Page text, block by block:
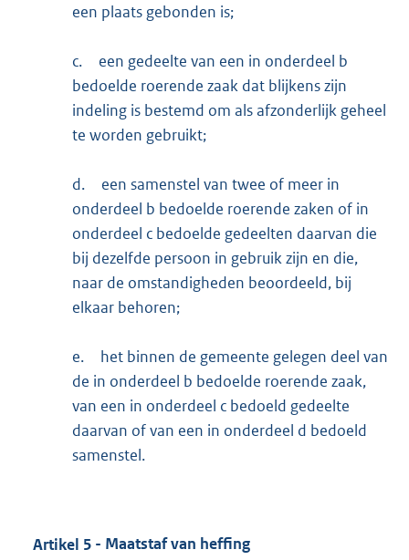
een plaats gebonden is;
c.
een gedeelte van een in onderdeel b
bedoelde roerende zaak dat blijkens zijn
indeling is bestemd om als afzonderlijk geheel
te worden gebruikt;
d.
een samenstel van twee of meer in
onderdeel b bedoelde roerende zaken of in
onderdeel c bedoelde gedeelten daarvan die
bij dezelfde persoon in gebruik zijn en die,
naar de omstandigheden beoordeeld, bij
elkaar behoren;
e.
het binnen de gemeente gelegen deel van
de in onderdeel b bedoelde roerende zaak,
van een in onderdeel c bedoeld gedeelte
daarvan of van een in onderdeel d bedoeld
samenstel.
Artikel 5 - Maatstaf van heffing